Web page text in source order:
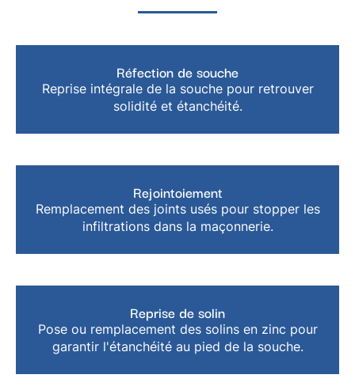
Réfection de souche
Reprise intégrale de la souche pour retrouver
solidité et étanchéité.
Rejointoiement
Remplacement des joints usés pour stopper les
infiltrations dans la maçonnerie.
Reprise de solin
Pose ou remplacement des solins en zinc pour
garantir l'étanchéité au pied de la souche.